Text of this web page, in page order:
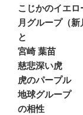
こじかのイエロ
月グループ（新
と
宮崎 葉苗
慈悲深い虎
虎のパープル
地球グループ
の相性